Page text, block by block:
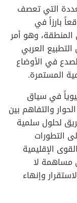
التي تعصف
بارزاً في
وهو أمر
العربي
في الأوضاع
المستمرة.
في سياق
والتفاهم بين
لحلول سلمية
التطورات
الإقليمية
مساهمة لا
وإنهاء